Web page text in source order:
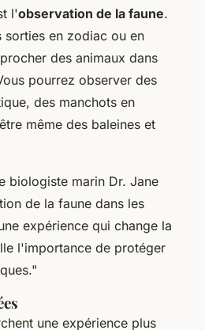
l'observation de la faune.
sorties en zodiac ou en
des animaux dans
pourrez observer des
des manchots en
même des baleines et
biologiste marin Dr. Jane
de la faune dans les
expérience qui change la
l'importance de protéger
une expérience plus